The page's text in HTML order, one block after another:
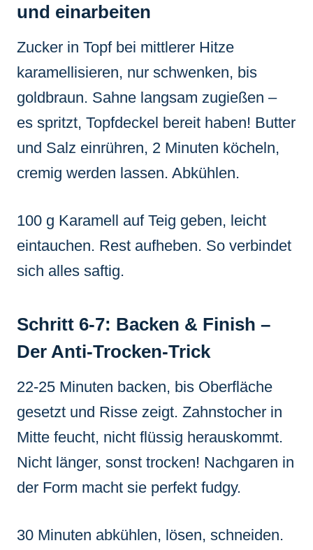
und einarbeiten
Zucker in Topf bei mittlerer Hitze
karamellisieren, nur schwenken, bis
goldbraun. Sahne langsam zugießen –
es spritzt, Topfdeckel bereit haben! Butter
und Salz einrühren, 2 Minuten köcheln,
cremig werden lassen. Abkühlen.
100 g Karamell auf Teig geben, leicht
eintauchen. Rest aufheben. So verbindet
sich alles saftig.
Schritt 6-7: Backen & Finish –
Der Anti-Trocken-Trick
22-25 Minuten backen, bis Oberfläche
gesetzt und Risse zeigt. Zahnstocher in
Mitte feucht, nicht flüssig herauskommt.
Nicht länger, sonst trocken! Nachgaren in
der Form macht sie perfekt fudgy.
30 Minuten abkühlen, lösen, schneiden.